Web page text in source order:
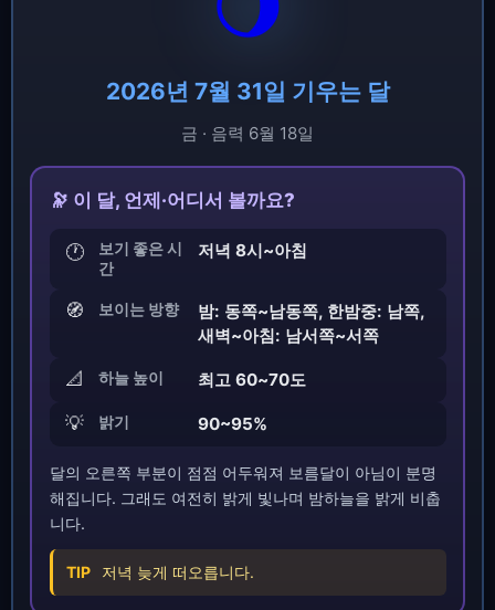
2026년 7월 31일 기우는 달
금 · 음력 6월 18일
🔭 이 달, 언제·어디서 볼까요?
🕐
보기 좋은 시
간
저녁 8시~아침
🧭 보이는 방향
밤: 동쪽~남동쪽, 한밤중: 남쪽,
새벽~아침: 남서쪽~서쪽
📐 하늘 높이 최고 60~70도
💡 밝기 90~95%
달의 오른쪽 부분이 점점 어두워져 보름달이 아님이 분명
해집니다. 그래도 여전히 밝게 빛나며 밤하늘을 밝게 비춥
니다.
TIP 저녁 늦게 떠오릅니다.